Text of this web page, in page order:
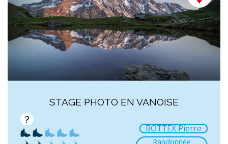
STAGE PHOTO EN VANOISE
?
BOTTEX Pierre
Randonnée